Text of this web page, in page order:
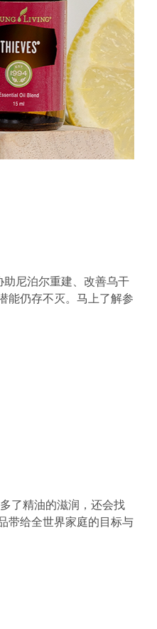
助尼泊尔重建、改善乌干
能仍存不灭。马上了解参
了精油的滋润，还会找
带给全世界家庭的目标与